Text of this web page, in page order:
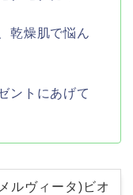
乾燥肌で悩ん
ントにあげて
ルヴィータ)ビオ